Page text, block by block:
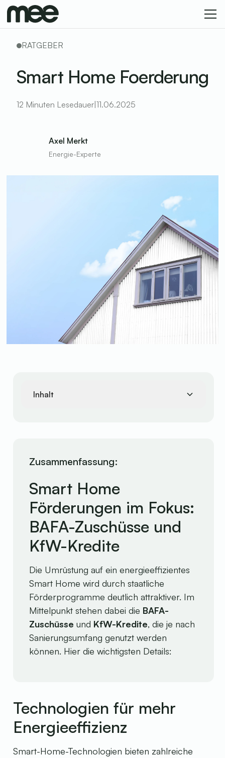
RATGEBER
Smart Home Foerderung
12 Minuten Lesedauer| 11.06.2025
Axel Merkt
Energie-Experte
Inhalt
Tipps zur optimalen Nutzung
Fazit
Zusammenfassung:
Smart Home
Förderungen im Fokus:
BAFA-Zuschüsse und
KfW-Kredite
Die Umrüstung auf ein energieeffizientes
Smart Home wird durch staatliche
Förderprogramme deutlich attraktiver. Im
Mittelpunkt stehen dabei die BAFA-
Zuschüsse und KfW-Kredite, die je nach
Sanierungsumfang genutzt werden
können. Hier die wichtigsten Details:
Technologien für mehr
Energieeffizienz
Smart-Home-Technologien bieten zahlreiche